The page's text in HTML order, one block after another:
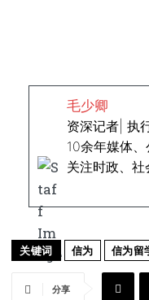
毛少卿
资深记者| 执
10余年媒体
关注时政、社
关键词 信为 信为留
分享